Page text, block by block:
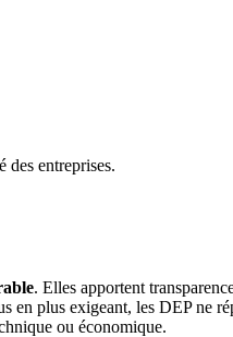
entreprises.
. Elles apportent
en plus exigeant, les DEP ne
ou économique.